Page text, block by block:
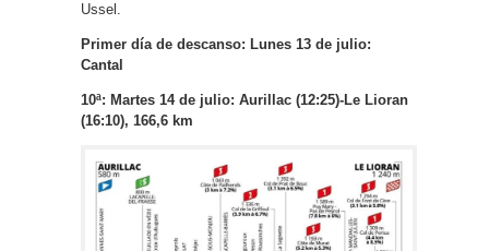
Ussel.
Primer día de descanso: Lunes 13 de julio:
Cantal
10ª: Martes 14 de julio: Aurillac (12:25)-Le Lioran
(16:10), 166,6 km